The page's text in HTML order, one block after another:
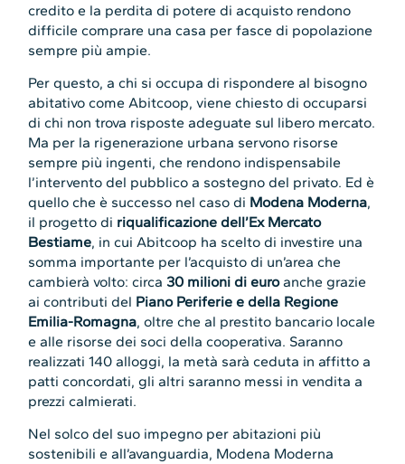
credito e la perdita di potere di acquisto rendono
difficile comprare una casa per fasce di popolazione
sempre più ampie.
Per questo, a chi si occupa di rispondere al bisogno
abitativo come Abitcoop, viene chiesto di occuparsi
di chi non trova risposte adeguate sul libero mercato.
Ma per la rigenerazione urbana servono risorse
sempre più ingenti, che rendono indispensabile
l’intervento del pubblico a sostegno del privato. Ed è
quello che è successo nel caso di Modena Moderna,
il progetto di riqualificazione dell’Ex Mercato
Bestiame, in cui Abitcoop ha scelto di investire una
somma importante per l’acquisto di un’area che
cambierà volto: circa 30 milioni di euroanche grazie
ai contributi del Piano Periferie e della Regione
Emilia-Romagna, oltre che al prestito bancario locale
e alle risorse dei soci della cooperativa. Saranno
realizzati 140 alloggi, la metà sarà ceduta in affitto a
patti concordati, gli altri saranno messi in vendita a
prezzi calmierati.
Nel solco del suo impegno per abitazioni più
sostenibili e all’avanguardia, Modena Moderna